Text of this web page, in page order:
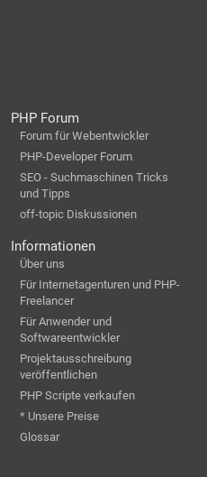
PHP Forum
Forum für Webentwickler
PHP-Developer Forum
SEO - Suchmaschinen Tricks
und Tipps
off-topic Diskussionen
Informationen
Über uns
Für Internetagenturen und PHP-
Freelancer
Für Anwender und
Softwareentwickler
Projektausschreibung
veröffentlichen
PHP Scripte verkaufen
* Unsere Preise
Glossar